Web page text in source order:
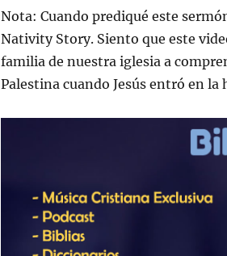
Nota: Cuando prediqué este
Nativity Story. Siento que este
familia de nuestra iglesia a
Palestina cuando Jesús entró en la